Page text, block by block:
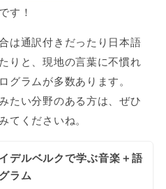
す！
は通訳付きだったり日本語
りと、現地の言葉に不慣れ
グラムが多数あります。
たい分野のある方は、ぜひ
てくださいね。
デルベルクで学ぶ音楽＋語
ラム